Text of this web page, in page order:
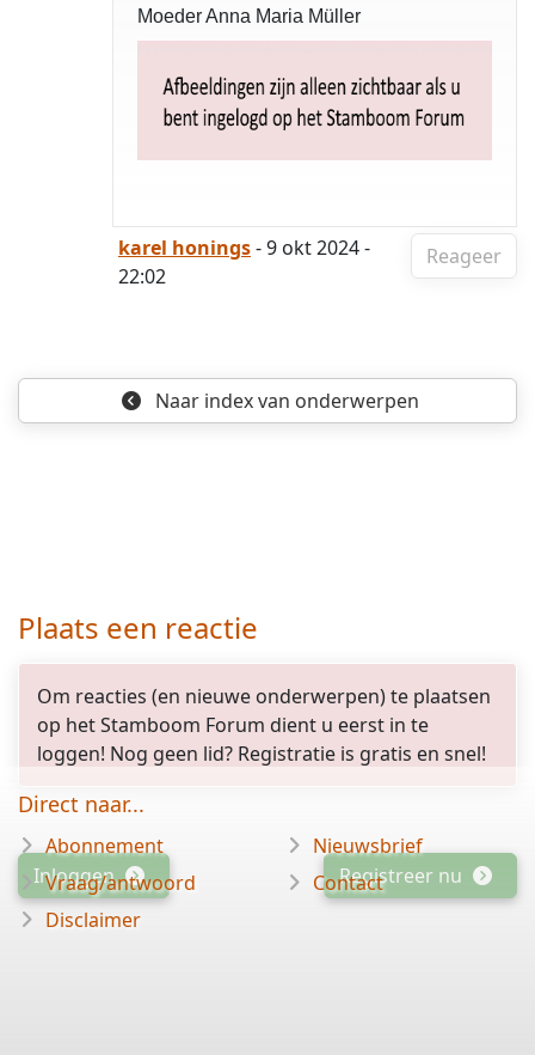
Moeder Anna Maria Müller
Reageer
karel honings- 9 okt 2024 -
22:02
Naar indexvan onderwerpen
Plaats een reactie
Om reacties (en nieuwe onderwerpen) te plaatsen
op het Stamboom Forum dient u eerst in te
loggen! Nog geen lid? Registratie is gratis en snel!
Inloggen Registreer nu
Direct naar...
Abonnement
Vraag/antwoord
Disclaimer
Nieuwsbrief
Contact